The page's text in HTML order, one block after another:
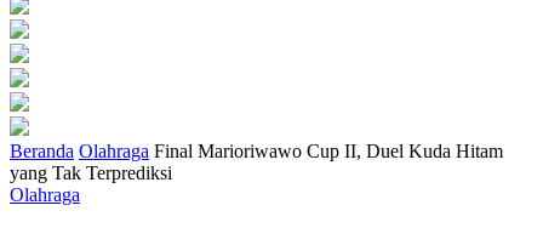
Beranda Olahraga Final Marioriwawo Cup II, Duel Kuda Hitam
yang Tak Terprediksi
Olahraga